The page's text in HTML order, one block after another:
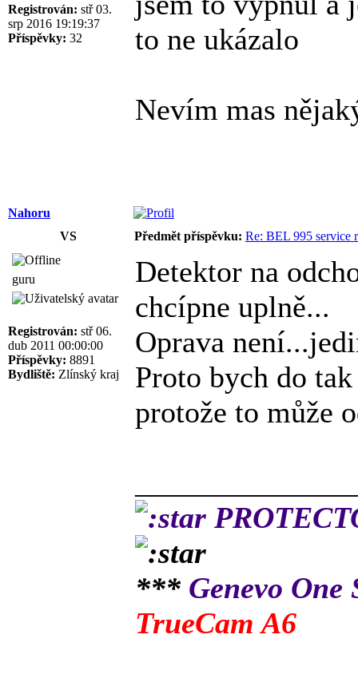
Registrován: stř 03.
srp 2016 19:19:37
Příspěvky: 32
to ne ukázalo
Nevím mas
Nahoru
VS
Předmět příspěvku: Re: BEL 995 service
guru
Registrován: stř 06.
dub 2011 00:00:00
Příspěvky: 8891
Bydliště: Zlínský kraj
Detektor na
chcípne uplně...
Oprava
Proto bych do
protože to může
*** Genevo One
TrueCam A6